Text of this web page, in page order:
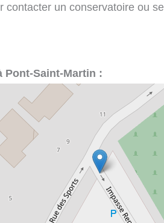
contacter un conservatoire ou
Pont-Saint-Martin :